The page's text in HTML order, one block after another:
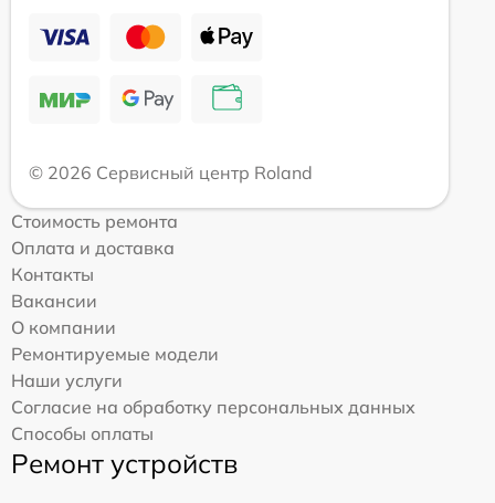
© 2026 Сервисный центр Roland
Стоимость ремонта
Оплата и доставка
Контакты
Вакансии
О компании
Ремонтируемые модели
Наши услуги
Согласие на обработку персональных данных
Способы оплаты
Ремонт устройств